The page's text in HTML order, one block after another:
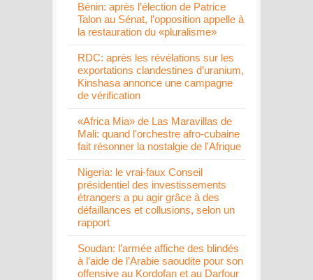
Bénin: après l’élection de Patrice
Talon au Sénat, l’opposition appelle à
la restauration du «pluralisme»
RDC: après les révélations sur les
exportations clandestines d’uranium,
Kinshasa annonce une campagne
de vérification
«Africa Mia» de Las Maravillas de
Mali: quand l'orchestre afro-cubaine
fait résonner la nostalgie de l'Afrique
Nigeria: le vrai-faux Conseil
présidentiel des investissements
étrangers a pu agir grâce à des
défaillances et collusions, selon un
rapport
Soudan: l’armée affiche des blindés
à l’aide de l’Arabie saoudite pour son
offensive au Kordofan et au Darfour